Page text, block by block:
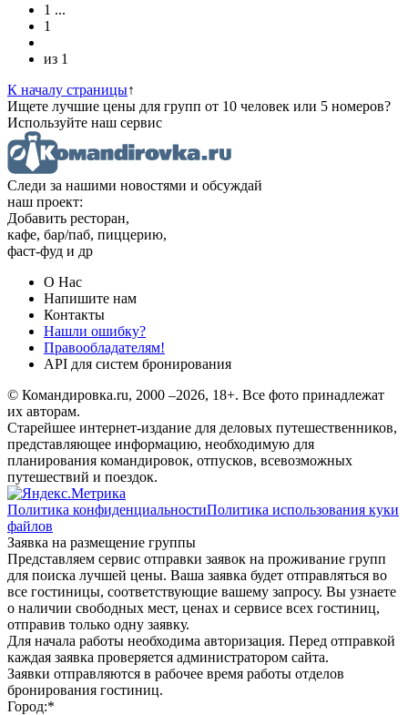
1 ...
1
из 1
К началу страницы↑
Ищете лучшие цены для групп от 10 человек или 5 номеров?
Используйте наш сервис
Следи за нашими новостями и обсуждай
наш проект:
Добавить ресторан,
кафе, бар/паб, пиццерию,
фаст-фуд и др
О Нас
Напишите нам
Контакты
Нашли ошибку?
Правообладателям!
API для систем бронирования
© Командировка.ru, 2000 –2026, 18+. Все фото принадлежат
их авторам.
Старейшее интернет-издание для деловых путешественников,
представляющее информацию, необходимую для
планирования командировок, отпусков, всевозможных
путешествий и поездок.
Политика конфиденциальностиПолитика использования куки
файлов
Заявка на размещение группы
Представляем сервис отправки заявок на проживание групп
для поиска лучшей цены. Ваша заявка будет отправляться во
все гостиницы, соответствующие вашему запросу. Вы узнаете
о наличии свободных мест, ценах и сервисе всех гостиниц,
отправив только одну заявку.
Для начала работы необходима авторизация. Перед отправкой
каждая заявка проверяется администратором сайта.
Заявки отправляются в рабочее время работы отделов
бронирования гостиниц.
Город:*